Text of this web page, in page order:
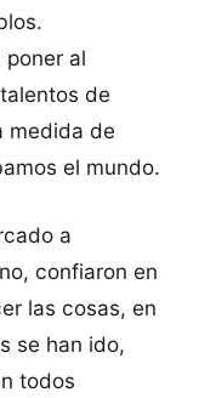
poner al
de
medida de
el mundo.
a
confiaron en
las cosas, en
se han ido,
todos